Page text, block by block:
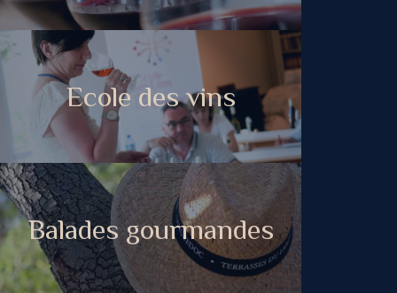
Ecole des vins
Balades gourmandes